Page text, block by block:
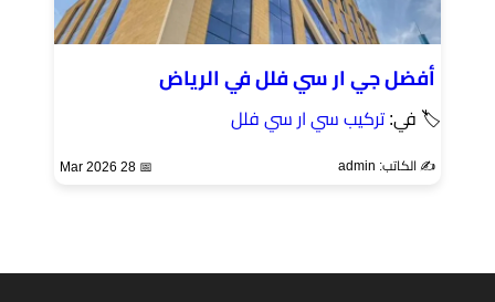
أفضل جي ار سي فلل في الرياض
🏷 في:تركيب سي ار سي فلل
✍️ الكاتب: admin 📅 28 Mar 2026